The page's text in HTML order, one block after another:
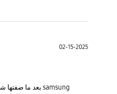
02-15-2025